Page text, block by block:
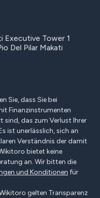
Executive Tower 1
Del Pilar Makati
Sie, dass Sie bei
Finanzinstrumenten
sind, das zum Verlust Ihrer
ist unerlässlich, sich an
Verständnis der damit
bietet keine
an. Wir bitten die
und Konditionen für
gelten Transparenz